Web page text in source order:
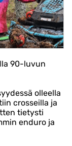
90-luvun
olleella
crosseilla ja
tietysti
enduro ja